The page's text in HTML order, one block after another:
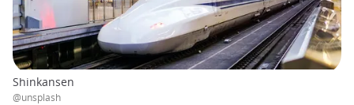
Shinkansen
@unsplash